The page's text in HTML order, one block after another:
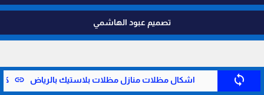
sync اشكال مظلات منازل مظلات بلاستيك بالرياض link
تصميم عبود الهاشمي